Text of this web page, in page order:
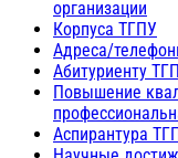
организации
Корпуса ТГПУ
Адреса/
Абитуриенту
Повышение
Аспирантура